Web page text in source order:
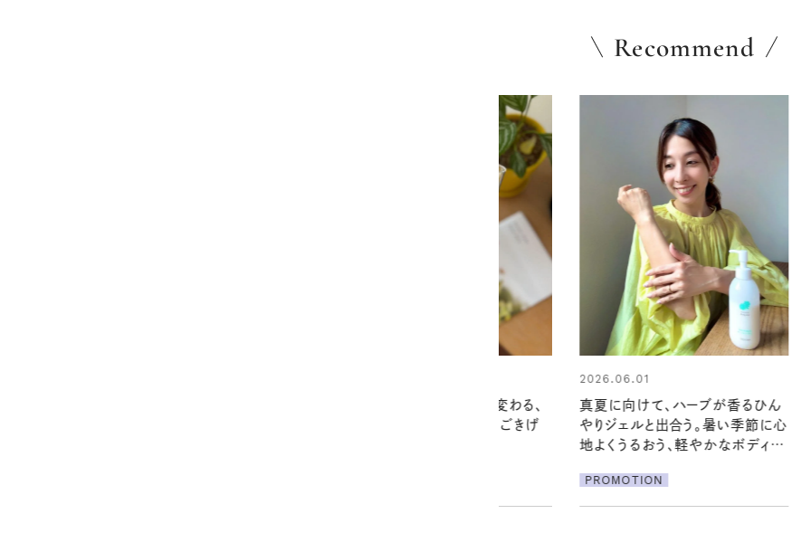
Recommend
真夏に向けて、ハーブが香るひん
やりジェルと出合う。暑い季節に心
2026.07.24
夏の髪と心が瞬時にリフレッシュ
する【大人気のドライシャンプー】
この1本で汗ばむ季節も一日中心
PROMOTION